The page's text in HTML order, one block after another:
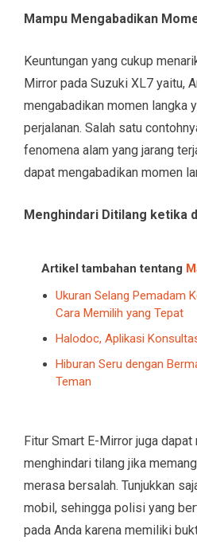
Mampu Mengabadikan
Keuntungan yang cukup
Mirror pada Suzuki XL7 yaitu,
mengabadikan momen langka
perjalanan. Salah satu
fenomena alam yang jarang
dapat mengabadikan momen
Menghindari Ditilang ketika
Artikel tambahan tentang
Ukuran Selang Pemadam
Cara Memilih yang Tepat
Halodoc, Aplikasi
Hiburan Seru dengan
Teman
Fitur Smart E-Mirror juga dapat
menghindari tilang jika
merasa bersalah. Tunjukkan
mobil, sehingga polisi yang
pada Anda karena memiliki